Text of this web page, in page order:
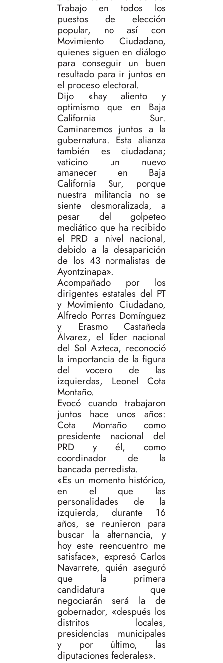
Trabajo en todos los
puestos de elección
popular, no así con
Movimiento Ciudadano,
quienes siguen en diálogo
para conseguir un buen
resultado para ir juntos en
el proceso electoral.
Dijo «hay aliento y
optimismo que en Baja
California Sur.
Caminaremos juntos a la
gubernatura. Esta alianza
también es ciudadana;
vaticino un nuevo
amanecer en Baja
California Sur, porque
nuestra militancia no se
siente desmoralizada, a
pesar del golpeteo
mediático que ha recibido
el PRD a nivel nacional,
debido a la desaparición
de los 43 normalistas de
Ayontzinapa».
Acompañado por los
dirigentes estatales del PT
y Movimiento Ciudadano,
Alfredo Porras Domínguez
y Erasmo Castañeda
Álvarez, el líder nacional
del Sol Azteca, reconoció
la importancia de la figura
del vocero de las
izquierdas, Leonel Cota
Montaño.
Evocó cuando trabajaron
juntos hace unos años:
Cota Montaño como
presidente nacional del
PRD y él, como
coordinador de la
bancada perredista.
«Es un momento histórico,
en el que las
personalidades de la
izquierda, durante 16
años, se reunieron para
buscar la alternancia, y
hoy este reencuentro me
satisface», expresó Carlos
Navarrete, quién aseguró
que la primera
candidatura que
negociarán será la de
gobernador, «después los
distritos locales,
presidencias municipales
y por último, las
diputaciones federales».